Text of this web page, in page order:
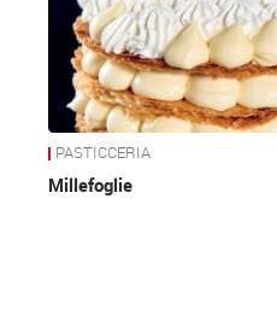
PASTICCERIA
Millefoglie